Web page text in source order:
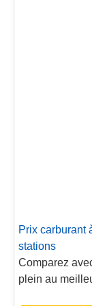
Prix carburant
stations
Comparez
plein au